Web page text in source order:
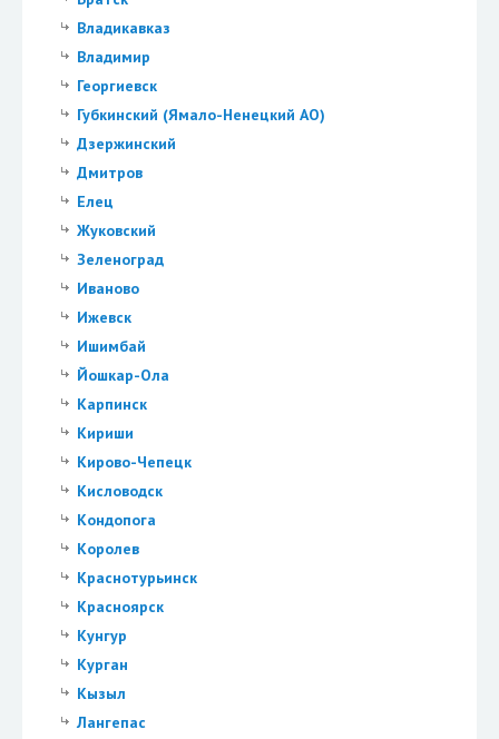
Владикавказ
Владимир
Георгиевск
Губкинский (Ямало-Ненецкий АО)
Дзержинский
Дмитров
Елец
Жуковский
Зеленоград
Иваново
Ижевск
Ишимбай
Йошкар-Ола
Карпинск
Кириши
Кирово-Чепецк
Кисловодск
Кондопога
Королев
Краснотурьинск
Красноярск
Кунгур
Курган
Кызыл
Лангепас